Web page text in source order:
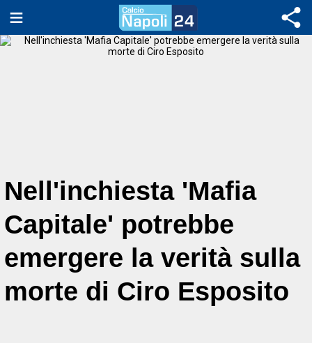
Nell'inchiesta 'Mafia
Capitale' potrebbe
emergere la verità sulla
morte di Ciro Esposito